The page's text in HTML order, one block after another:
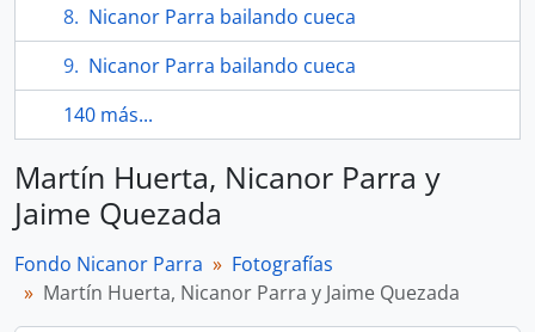
Nicanor Parra bailando cueca
Nicanor Parra bailando cueca
140 más...
Martín Huerta, Nicanor Parra y
Jaime Quezada
Fondo Nicanor Parra
Fotografías
Martín Huerta, Nicanor Parra y Jaime Quezada